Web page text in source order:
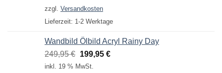
24,95 €19,95 €.
zzgl. Versandkosten
Lieferzeit: 1-2 Werktage
Wandbild Ölbild Acryl Rainy Day
249,95€ Ursprünglicher
Preis
199,95 €Aktueller
inkl. 19 % MwSt.